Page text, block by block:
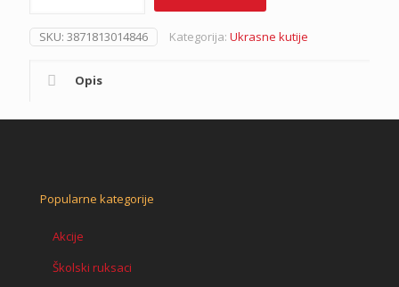
kutija
ukrasna
setu
SKU: 3871813014846 Kategorija: Ukrasne kutije
Opis
Popularne kategorije
Akcije
Školski ruksaci